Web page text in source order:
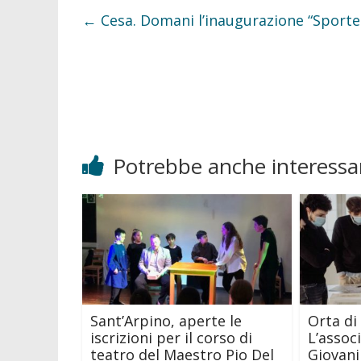
o
o
e
r
← Cesa. Domani l’inaugurazione
Potrebbe anche
Sant’Arpino, aperte le
iscrizioni per il corso di
teatro del Maestro Pio Del
Orta di